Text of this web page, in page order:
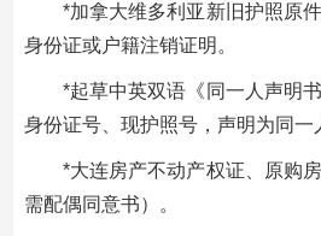
*加拿大维多利亚新旧护照原
身份证或户籍注销证明。
*起草中英双语《同一人声明
身份证号、现护照号，声明为同一
*大连房产不动产权证、原购
需配偶同意书）。